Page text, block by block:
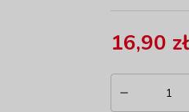
16,90 zł